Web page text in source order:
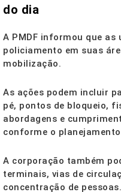
do dia
A PMDF informou que
policiamento em suas
mobilização.
As ações podem incluir
pé, pontos de bloqueio,
abordagens e
conforme o
A corporação também
terminais, vias de
concentração de pessoas.